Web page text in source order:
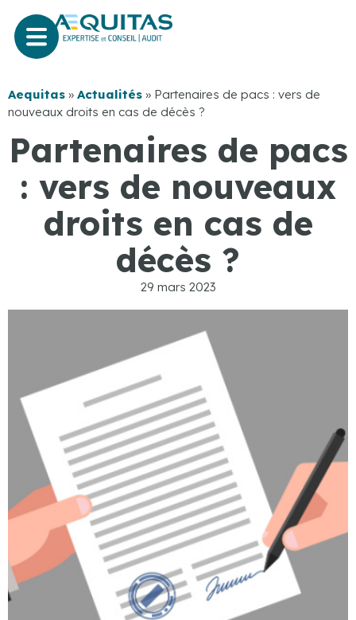
Aequitas » Actualités » Partenaires de pacs : vers de
nouveaux droits en cas de décès ?
Partenaires de pacs
: vers de nouveaux
droits en cas de
décès ?
29 mars 2023